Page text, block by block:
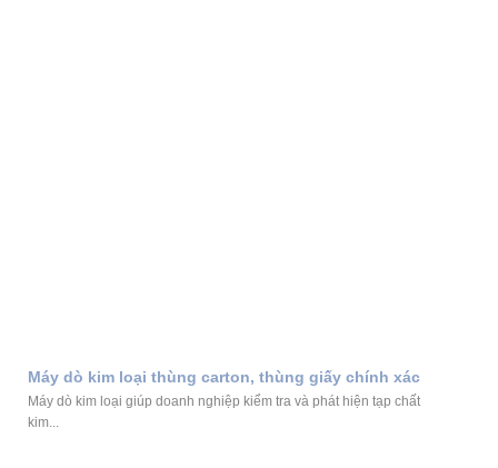
Máy dò kim loại thùng carton, thùng giấy chính xác
Máy dò kim loại giúp doanh nghiệp kiểm tra và phát hiện tạp chất
kim...